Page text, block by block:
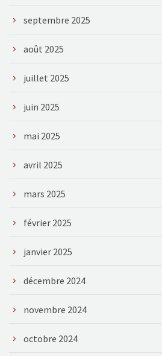
septembre 2025
août 2025
juillet 2025
juin 2025
mai 2025
avril 2025
mars 2025
février 2025
janvier 2025
décembre 2024
novembre 2024
octobre 2024